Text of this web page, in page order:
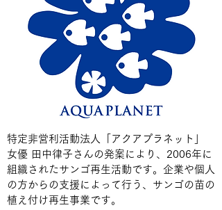
特定非営利活動法人「アクアプラネット」
女優 田中律子さんの発案により、2006年に
組織されたサンゴ再生活動です。企業や個人
の方からの支援によって行う、サンゴの苗の
植え付け再生事業です。